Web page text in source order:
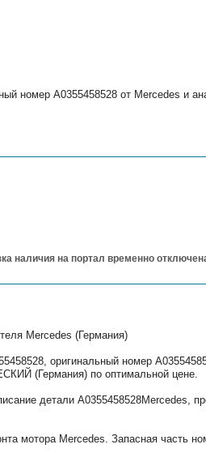
номер A0355458528 от Mercedes и
наличия на портал временно
Mercedes (Германия)
оригинальный номер
(Германия) по оптимальной цене.
детали A0355458528Mercedes,
мотора Mercedes. Запасная часть